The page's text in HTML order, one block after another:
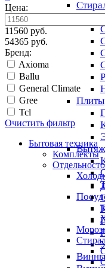
Плиты
Цена:
11560 руб.
54365 руб.
Бренд:
Axioma
Ballu
General Climate
Gree
Tcl
Очистить фильтр
Бытовая техника
Комплекты